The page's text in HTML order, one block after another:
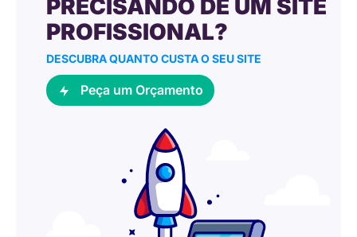
PRECISANDO DE UM SITE
PROFISSIONAL?
DESCUBRA QUANTO CUSTA O SEU SITE
Peça um Orçamento